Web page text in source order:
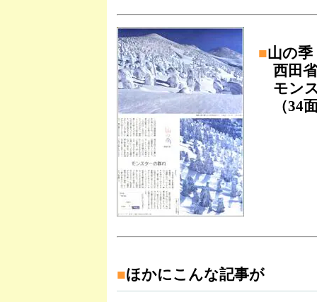
■山の季
西田
モン
（34
■ほかにこんな記事が